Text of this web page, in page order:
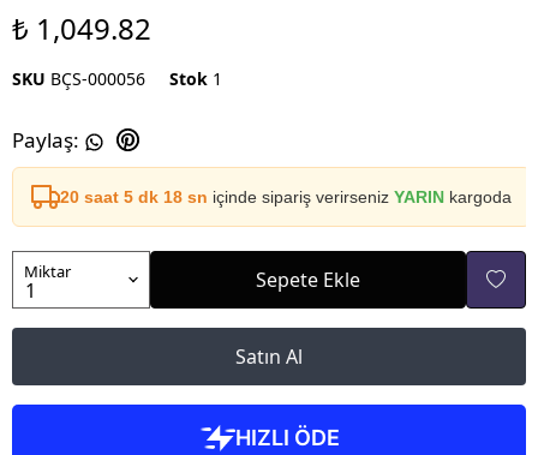
₺ 1,049.82
SKU BÇS-000056 Stok 1
Paylaş:
20 saat 5 dk 17 sn içinde sipariş verirseniz YARIN kargoda
Miktar Sepete Ekle
Satın Al